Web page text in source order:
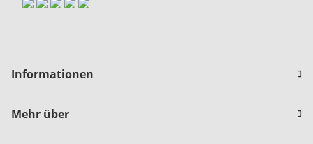
Informationen
Mehr über